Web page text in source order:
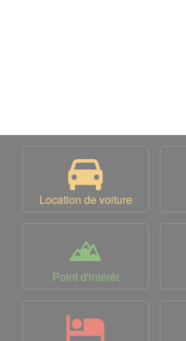
Location de voiture
Point d'intérêt